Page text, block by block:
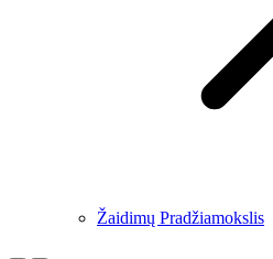
Žaidimų Pradžiamokslis